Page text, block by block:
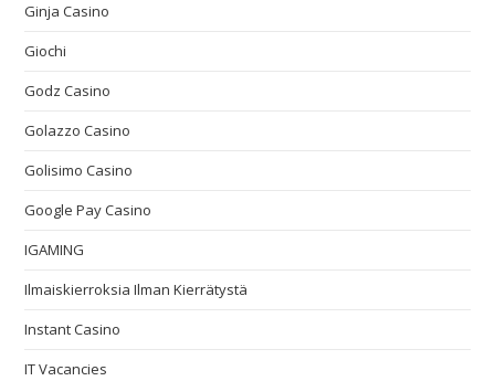
Ginja Casino
Giochi
Godz Casino
Golazzo Casino
Golisimo Casino
Google Pay Casino
IGAMING
Ilmaiskierroksia Ilman Kierrätystä
Instant Casino
IT Vacancies